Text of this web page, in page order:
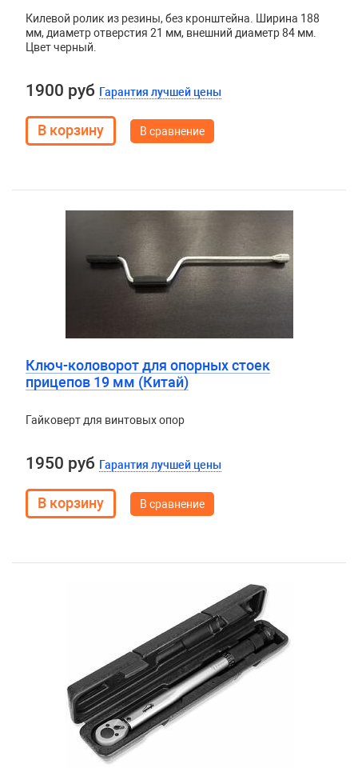
Килевой ролик из резины, без кронштейна. Ширина 188
мм, диаметр отверстия 21 мм, внешний диаметр 84 мм.
Цвет черный.
1900 руб Гарантия лучшей цены
В сравнение
Ключ-коловорот для опорных стоек
прицепов 19 мм (Китай)
Гайковерт для винтовых опор
1950 руб Гарантия лучшей цены
В сравнение